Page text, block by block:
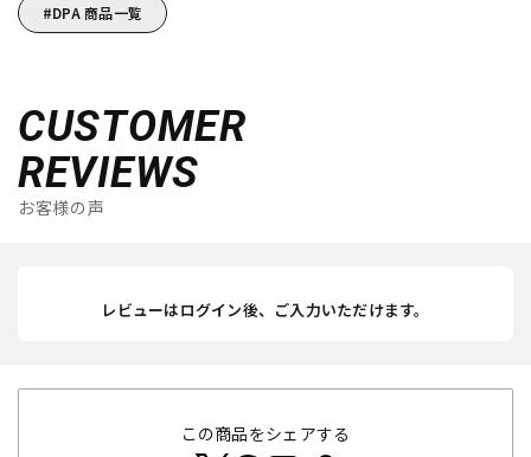
DPA 商品一覧
CUSTOMER
REVIEWS
お客様の声
レビューはログイン後、ご入力いただけます。
この商品をシェアする